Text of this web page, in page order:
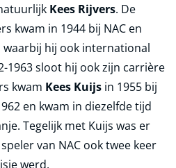
Kees Rijvers. De
kwam in 1944 bij NAC en
waarbij hij ook international
1963 sloot hij ook zijn carrière
kwam Kees Kuijs in 1955 bij
en kwam in diezelfde tijd
Tegelijk met Kuijs was er
van NAC ook twee keer
werd.